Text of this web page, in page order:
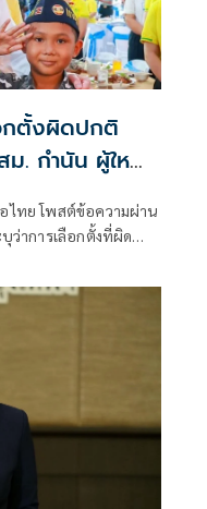
กตั้งผิดปกติ
. กำนัน ผู้ใหญ่
ไทย โพสต์ข้อความผ่าน
ว่าการเลือกตั้งที่ผิด